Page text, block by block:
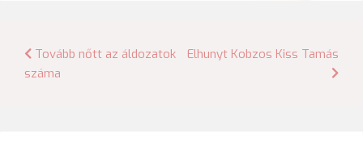
Bejegyzés
Tovább nőtt az áldozatok
száma
Elhunyt Kobzos Kiss Tamás